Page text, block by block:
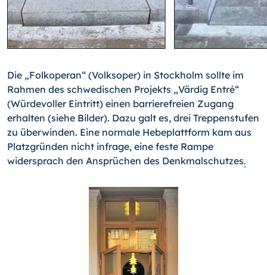
Die „Folkoperan“ (Volksoper) in Stockholm sollte im
Rahmen des schwedischen Pro­jekts „Värdig Entré“
(Würdevoller Eintritt) einen barrierefreien Zugang
erhalten (siehe Bilder). Dazu galt es, drei Treppenstufen
zu überwinden. Eine normale Hebeplattform kam aus
Platzgründen nicht infrage, eine feste Rampe
widersprach den Ansprüchen des Denkmalschutzes.